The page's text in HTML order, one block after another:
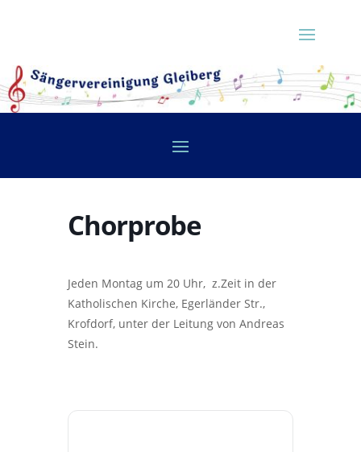
Chorprobe
Jeden Montag um 20 Uhr, z.Zeit in der
Katholischen Kirche, Egerländer Str.,
Krofdorf, unter der Leitung von Andreas
Stein.